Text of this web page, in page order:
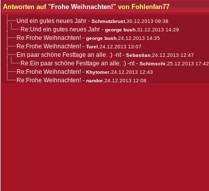
Antworten auf "Frohe Weihnachten!" von Fohlenfan77
Und ein gutes neues Jahr - Schmutzbrust,30.12.2013 09:38
Re:Und ein gutes neues Jahr - george bush ,31.12.2013 14:29
Re:Frohe Weihnachten! - george bush ,24.12.2013 14:35
Re:Frohe Weihnachten! - Turel ,24.12.2013 13:07
Ein paar schöne Festtage an alle. :) -nt- Sebastian ,24.12.2013 12:47
Re:Ein paar schöne Festtage an alle. :) -nt- Schimschi ,25.12.2013 17:42
Re:Frohe Weihnachten! - Khytomer ,24.12.2013 12:43
Re:Frohe Weihnachten! - nandor ,24.12.2013 12:08